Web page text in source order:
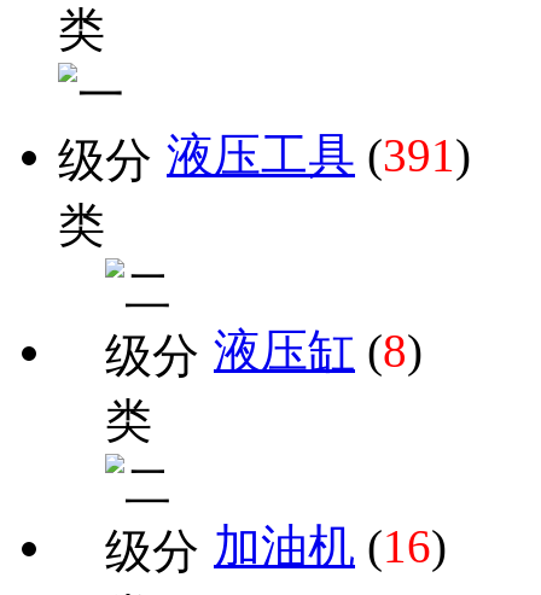
液压工具 (391)
液压缸 (8)
加油机 (16)